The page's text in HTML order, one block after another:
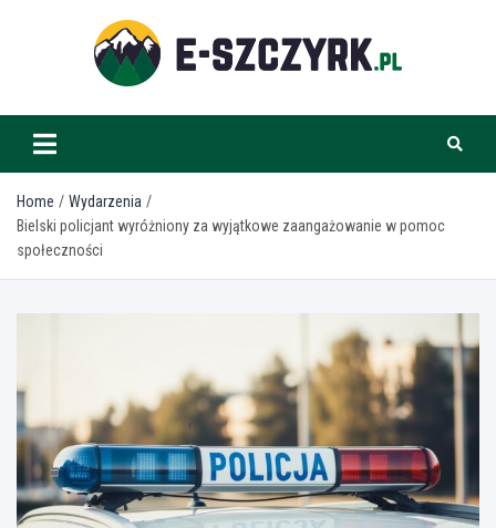
e-szczyrk.pl
Home
Wydarzenia
Bielski policjant wyróżniony za wyjątkowe zaangażowanie w pomoc
społeczności